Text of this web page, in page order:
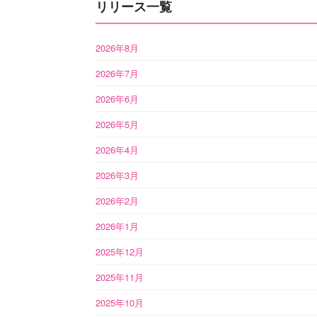
リリース一覧
2026年8月
2026年7月
2026年6月
2026年5月
2026年4月
2026年3月
2026年2月
2026年1月
2025年12月
2025年11月
2025年10月